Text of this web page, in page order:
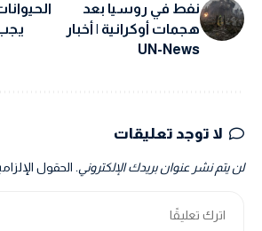
نفط في روسيا بعد
هجمات أوكرانية | أخبار
UN-News
يجب
لا توجد تعليقات
لن يتم نشر عنوان بريدك الإلكتروني. الحقول